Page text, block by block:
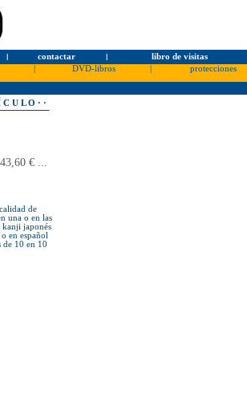
l contactar l libro de visitas
DVD-libros protecciones
U L O · ·
43,60 € ...
de
una o en las
kanji japonés
en español
de 10 en 10